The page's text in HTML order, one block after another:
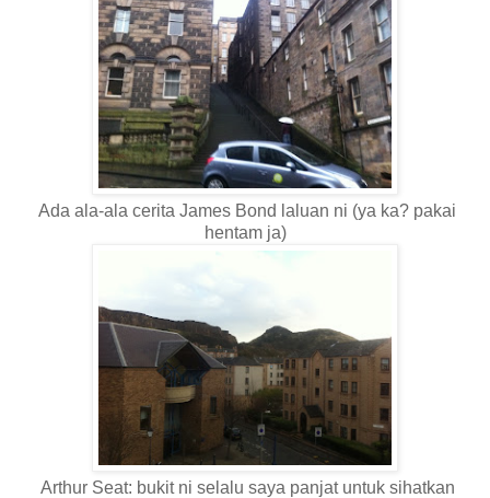
Ada ala-ala cerita James Bond laluan ni (ya ka? pakai
hentam ja)
Arthur Seat: bukit ni selalu saya panjat untuk sihatkan